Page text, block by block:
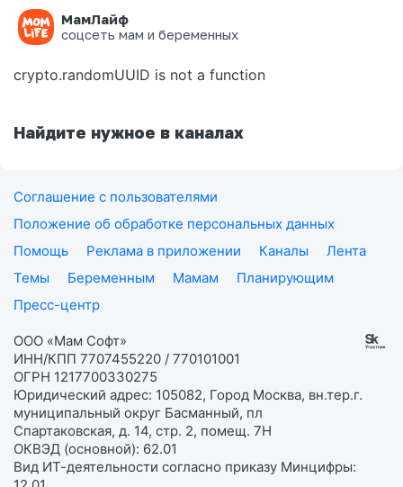
МамЛайф
соцсеть мам и беременных
Ошибка на странице
crypto.randomUUID is not a function
Найдите нужное в каналах
Соглашение с пользователями
Положение об обработке персональных данных
Помощь
Реклама в приложении Каналы
Лента
Темы
Беременным Мамам
Планирующим
Пресс-центр
ООО «Мам Софт»
ИНН/КПП 7707455220 / 770101001
ОГРН 1217700330275
Юридический адрес: 105082, Город Москва, вн.тер.г.
муниципальный округ Басманный, пл
Спартаковская, д. 14, стр. 2, помещ. 7Н
ОКВЭД (основной): 62.01
Вид ИТ-деятельности согласно приказу Минцифры: